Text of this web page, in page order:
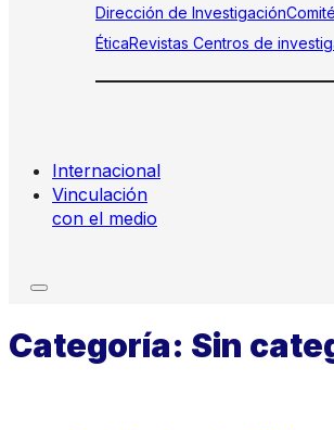
Dirección de Investigación
ÉticaRevistas Centros de
Internacional
Vinculación
con el medio
Categoría: Sin